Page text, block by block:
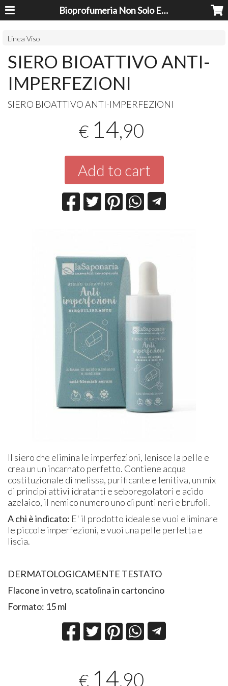
Bioprofumeria Non Solo Essenze
Linea Viso
SIERO BIOATTIVO ANTI-
IMPERFEZIONI
SIERO BIOATTIVO ANTI-IMPERFEZIONI
€ 14,90
Add to cart
Il siero che elimina le imperfezioni, lenisce la pelle e
crea un un incarnato perfetto. Contiene acqua
costituzionale di melissa, purificante e lenitiva, un mix
di principi attivi idratanti e seboregolatori e acido
azelaico, il nemico numero uno di punti neri e brufoli.
A chi è indicato: E' il prodotto ideale se vuoi eliminare
le piccole imperfezioni, e vuoi una pelle perfetta e
liscia.
DERMATOLOGICAMENTE TESTATO
Flacone in vetro, scatolina in cartoncino
Formato: 15 ml
€ 14,90